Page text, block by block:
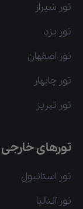
تور شیراز
تور یزد
تور اصفهان
تور چابهار
تور تبریز
تورهای خارجی
تور استانبول
تور آنتالیا